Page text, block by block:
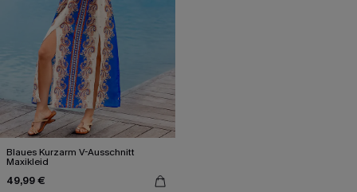
Blaues Kurzarm V-Ausschnitt
Maxikleid
49,99 €